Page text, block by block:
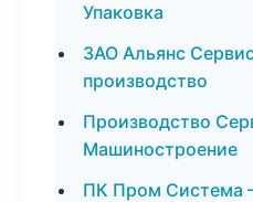
Упаковка
ЗАО Альянс
производство
Производство
Машиностроение
ПК Пром Система